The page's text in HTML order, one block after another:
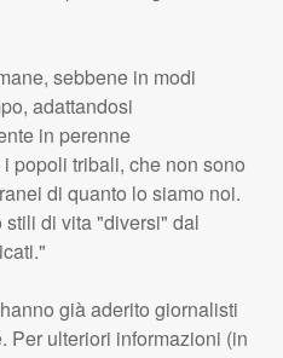
sebbene in modi
adattandosi
in perenne
popoli tribali, che non sono
di quanto lo siamo noi.
di vita "diversi" dal
già aderito giornalisti
Per ulteriori informazioni (in